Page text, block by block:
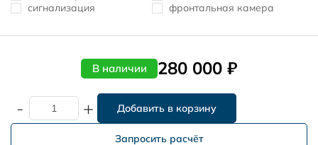
сигнализация
фронтальная камера
В наличии 280 000 ₽
- +
Запросить расчёт